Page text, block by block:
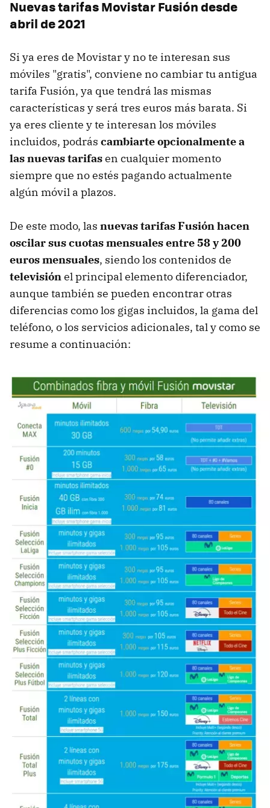
Nuevas tarifas Movistar Fusión desde
abril de 2021
Si ya eres de Movistar y no te interesan sus
móviles "gratis", conviene no cambiar tu antigua
tarifa Fusión, ya que tendrá las mismas
características y será tres euros más barata. Si
ya eres cliente y te interesan los móviles
incluidos, podrás cambiarte opcionalmente a
las nuevas tarifasen cualquier momento
siempre que no estés pagando actualmente
algún móvil a plazos.
De este modo, las nuevas tarifas Fusión hacen
oscilar sus cuotas mensuales entre 58 y 200
euros mensuales, siendo los contenidos de
televisiónel principal elemento diferenciador,
aunque también se pueden encontrar otras
diferencias como los gigas incluidos, la gama del
teléfono, o los servicios adicionales, tal y como se
resume a continuación: